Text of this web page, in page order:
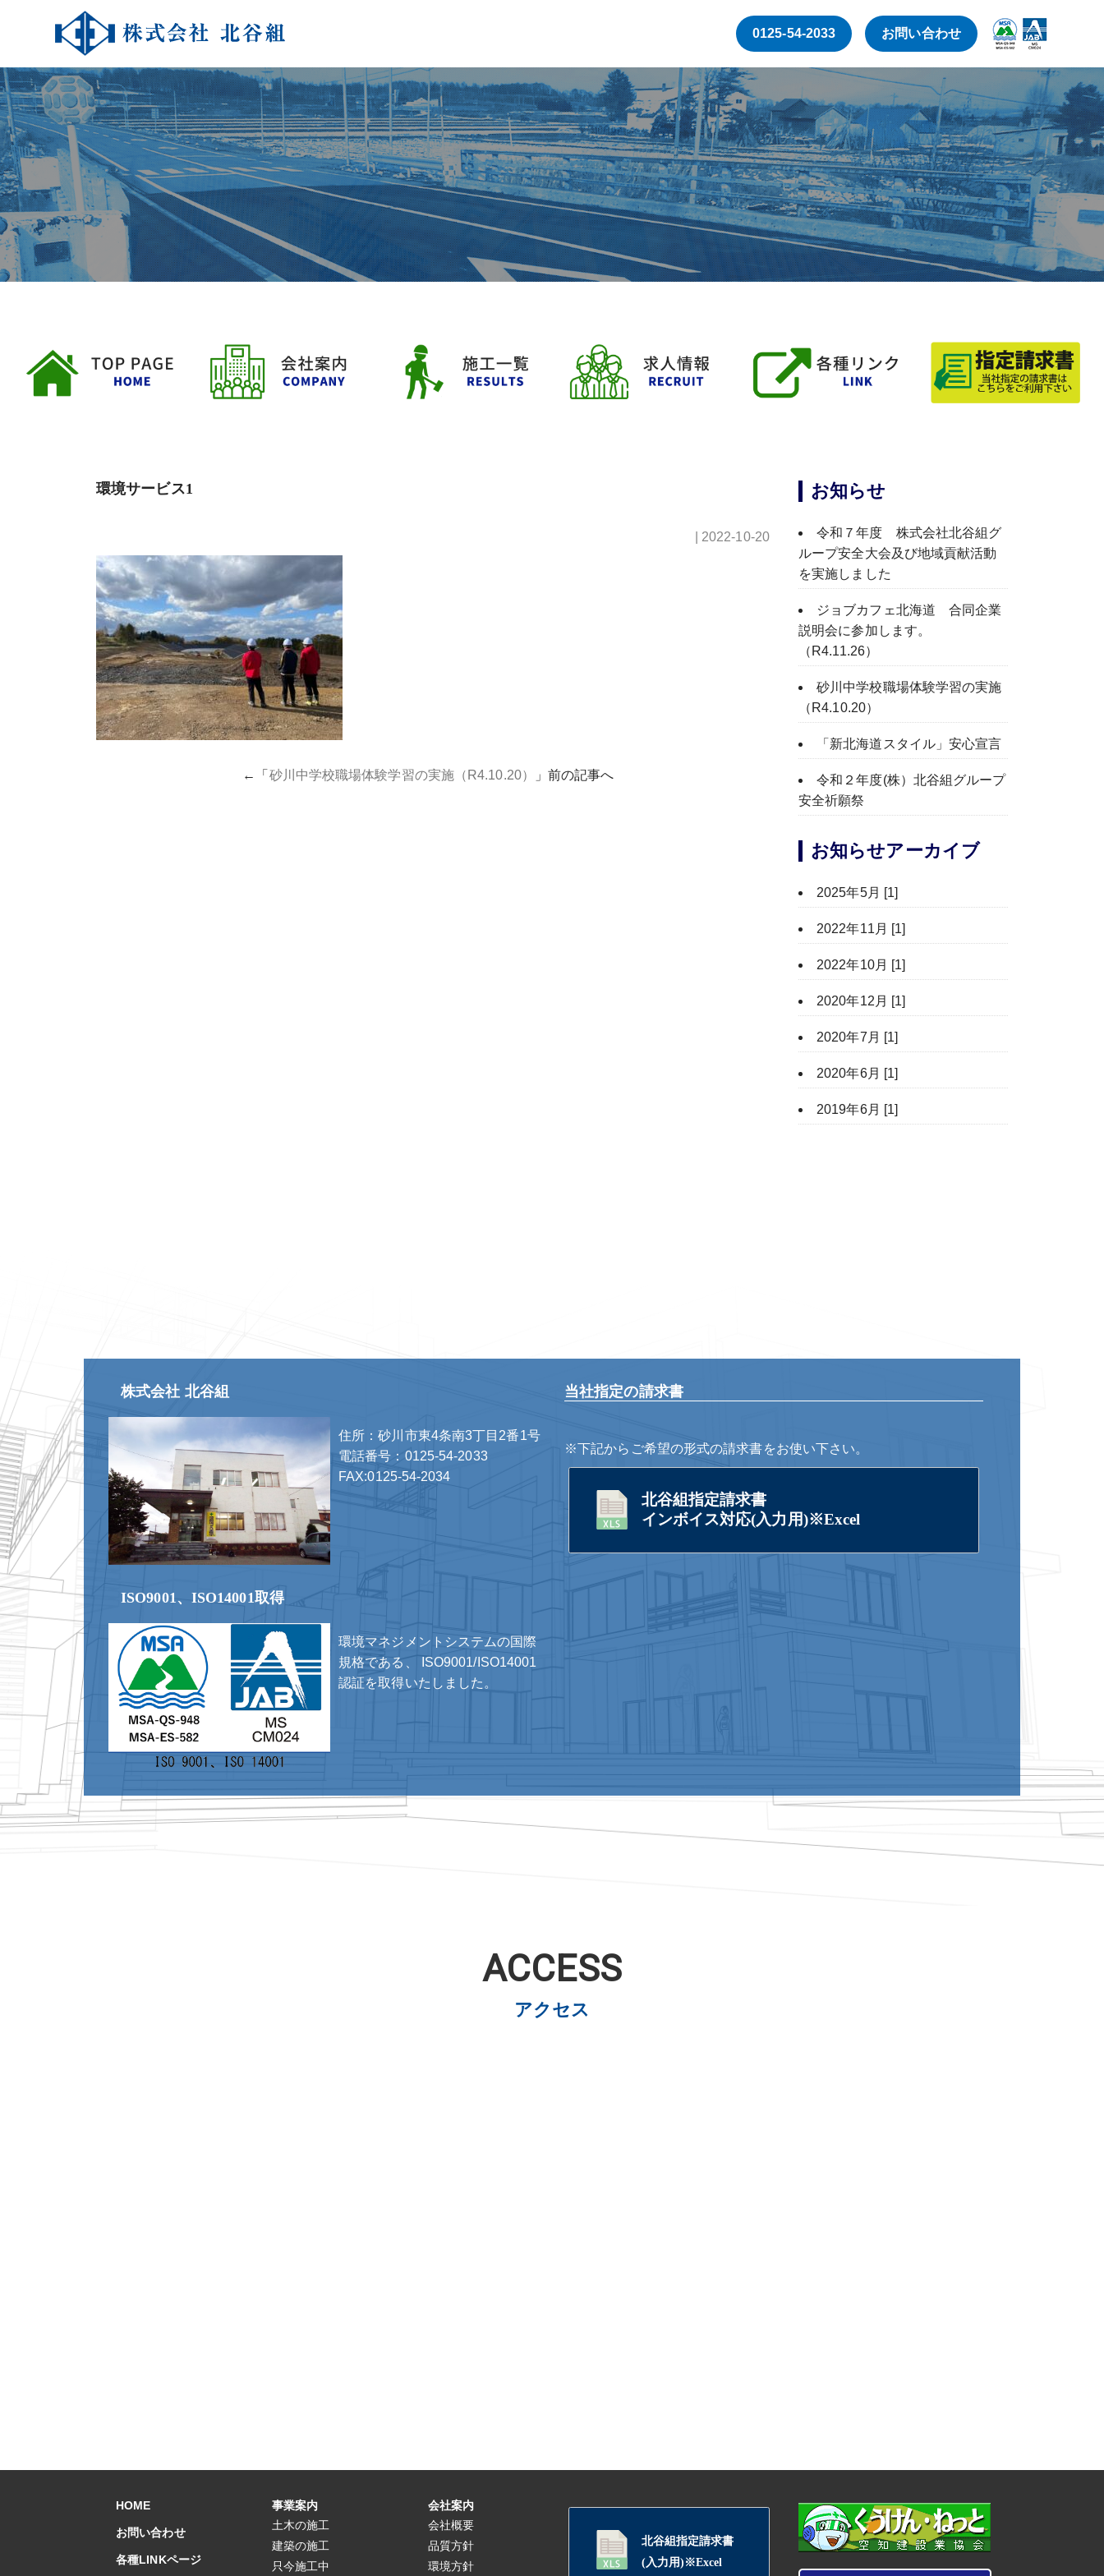
0125-54-2033 お問い合わせ
環境サービス1
| 2022-10-20
←「 砂川中学校職場体験学習の実施（R4.10.20） 」前の記事へ
お知らせ
令和７年度 株式会社北谷組グ
ループ安全大会及び地域貢献活動
を実施しました
ジョブカフェ北海道 合同企業
説明会に参加します。
（R4.11.26）
砂川中学校職場体験学習の実施
（R4.10.20）
「新北海道スタイル」安心宣言
令和２年度(株）北谷組グループ
安全祈願祭
お知らせアーカイブ
2025年5月 [1]
2022年11月 [1]
2022年10月 [1]
2020年12月 [1]
2020年7月 [1]
2020年6月 [1]
2019年6月 [1]
株式会社 北谷組
住所：砂川市東4条南3丁目2番1号
電話番号：0125-54-2033
FAX:0125-54-2034
ISO9001、ISO14001取得
環境マネジメントシステムの国際
規格である、 ISO9001/ISO14001
認証を取得いたしました。
当社指定の請求書
※下記からご希望の形式の請求書をお使い下さい。
北谷組指定請求書
インボイス対応(入力用)※Excel
ACCESS
アクセス
HOME
お問い合わせ
各種LINKページ
事業案内
土木の施工
建築の施工
只今施工中
会社案内
会社概要
品質方針
環境方針
北谷組指定請求書
(入力用)※Excel